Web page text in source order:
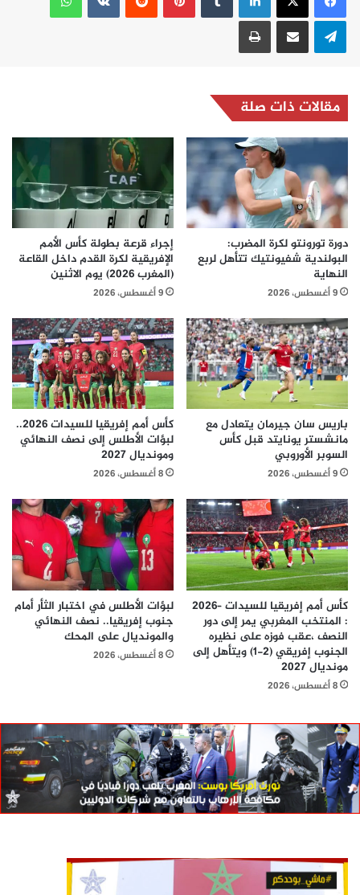
تيلقرام مشاركة عبر البريد طباعة
مقالات ذات صلة
دورة تورونتو لكرة المضرب:
البولندية شفيونتيك تتأهل لربع
النهاية
9 أغسطس، 2026
إجراء قرعة بطولة كأس الأمم
الإفريقية لكرة القدم داخل القاعة
(المغرب 2026) يوم الاثنين
9 أغسطس، 2026
باريس سان جيرمان يتعادل مع
مانشستر يونايتد قبل كأس
السوبر الأوروبي
9 أغسطس، 2026
كأس أمم إفريقيا للسيدات 2026..
لبؤات الأطلس إلى نصف النهائي
ومونديال 2027
8 أغسطس، 2026
كأس أمم إفريقيا للسيدات –2026
: المنتخب المغربي يمر إلى دور
النصف ،عقب فوزه على نظيره
الجنوب إفريقي (2-1) ويتأهل إلى
مونديال 2027
8 أغسطس، 2026
لبؤات الأطلس في اختبار الثأر أمام
جنوب إفريقيا.. نصف النهائي
والمونديال على المحك
8 أغسطس، 2026